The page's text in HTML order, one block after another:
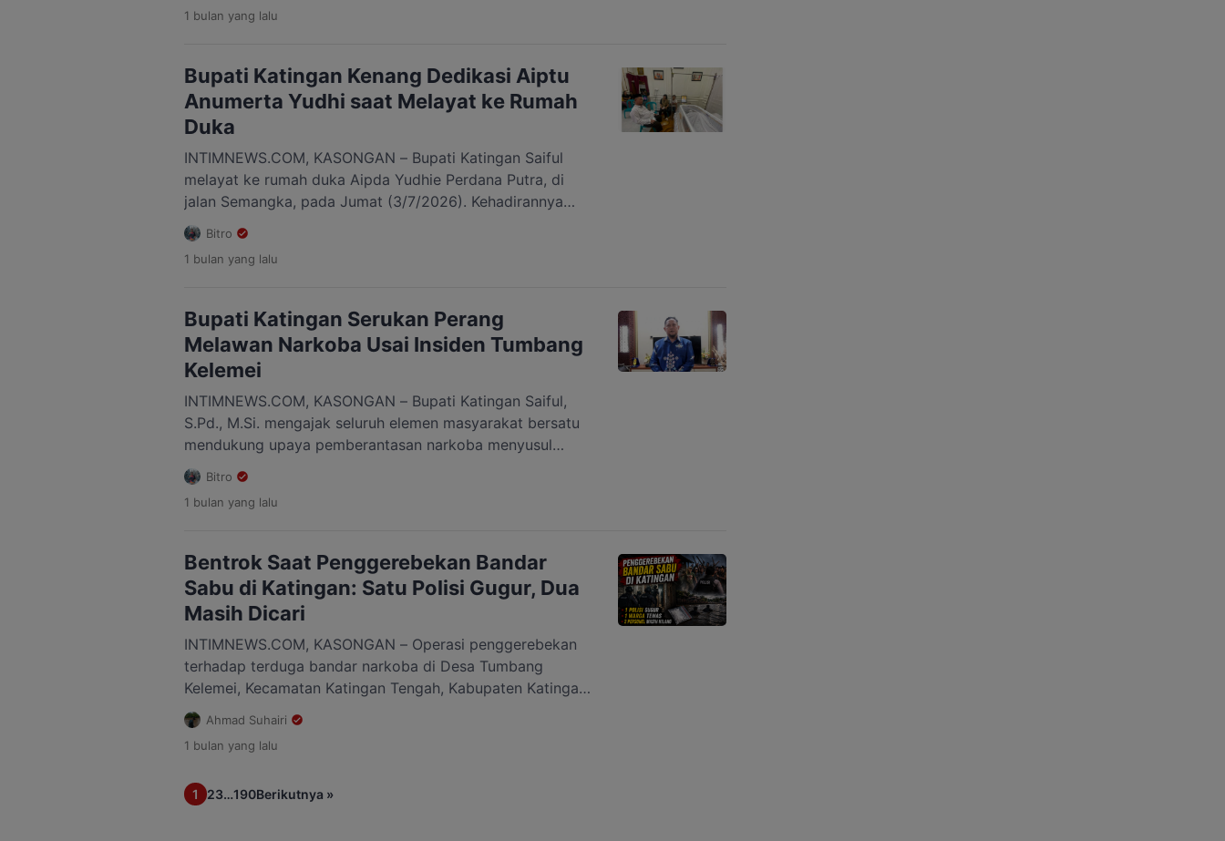
lapangan, ambruknya jembatan tersebut mengakibatkan
Pangi terputus total. Kendaraan roda empat maupun
kendaraan bertonase besar […]
1 bulan yang lalu
Bupati Katingan Kenang Dedikasi Aiptu
Anumerta Yudhi saat Melayat ke Rumah
Duka
INTIMNEWS.COM, KASONGAN – Bupati Katingan Saiful
melayat ke rumah duka Aipda Yudhie Perdana Putra, di
jalan Semangka, pada Jumat (3/7/2026). Kehadirannya
sebagai bentuk penghormatan terakhir sekaligus
menyampaikan belasungkawa kepada keluarga almarhum.
Aipda Yudhie Perdana Putra, yang menjabat sebagai Kanit
tugas dalam penanganan kasus narkotika di Desa
Tumbang Kalemei, […]
Bitro
1 bulan yang lalu
Bupati Katingan Serukan Perang
Melawan Narkoba Usai Insiden Tumbang
Kelemei
INTIMNEWS.COM, KASONGAN – Bupati Katingan Saiful,
S.Pd., M.Si. mengajak seluruh elemen masyarakat bersatu
mendukung upaya pemberantasan narkoba menyusul
peristiwa yang terjadi di Desa Tumbang Kelemei,
Kecamatan Katingan Tengah.Kamis (2/7/2026). Ajakan
tersebut disampaikan sebagai bentuk komitmen
langkah aparat penegak hukum memberantas peredaran
narkotika yang dinilai menjadi ancaman serius bagi
masyarakat. Saiful […]
Bitro
1 bulan yang lalu
Bentrok Saat Penggerebekan Bandar
Sabu di Katingan: Satu Polisi Gugur, Dua
Masih Dicari
INTIMNEWS.COM, KASONGAN – Operasi penggerebekan
terhadap terduga bandar narkoba di Desa Tumbang
Kelemei, Kecamatan Katingan Tengah, Kabupaten Katingan,
pada Kamis, 2 Juli 2026 dini hari, berujung bentrok antara
aparat kepolisian dan warga. Insiden tersebut
mengakibatkan satu anggota Satresnarkoba Polres
dua personel polisi hingga kini masih dalam pencarian.
Ahmad Suhairi
1 bulan yang lalu
1 23…190Berikutnya »